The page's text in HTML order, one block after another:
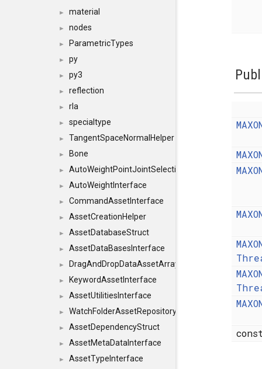
► material
► nodes
► ParametricTypes
► py
► py3
► reflection
► rla
► specialtype
► TangentSpaceNormalHelper
► Bone
► AutoWeightPointJointSelections
► AutoWeightInterface
► CommandAssetInterface
► AssetCreationHelper
► AssetDatabaseStruct
► AssetDataBasesInterface
► DragAndDropDataAssetArray
► KeywordAssetInterface
► AssetUtilitiesInterface
► WatchFolderAssetRepositoryInterface
► AssetDependencyStruct
► AssetMetaDataInterface
► AssetTypeInterface